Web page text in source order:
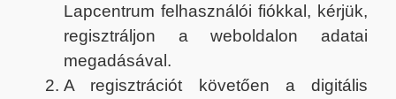
Lapcentrum felhasználói fiókkal, kérjük,
regisztráljon a weboldalon adatai
megadásával.
A regisztrációt követően a digitális